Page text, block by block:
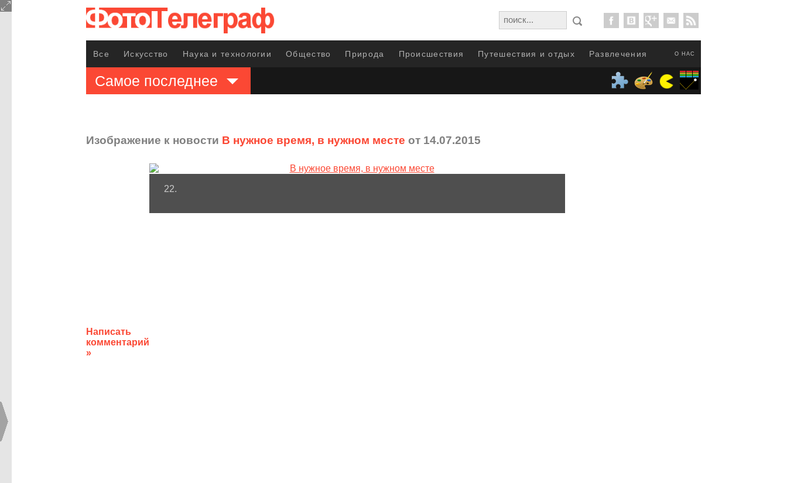
О НАС
Все Искусство Наука и технологии Общество Природа Происшествия Путешествия и отдых Развлечения
Самое последнее
Изображение к новости В нужное время, в нужном месте от 14.07.2015
Написать
комментарий
»
22.